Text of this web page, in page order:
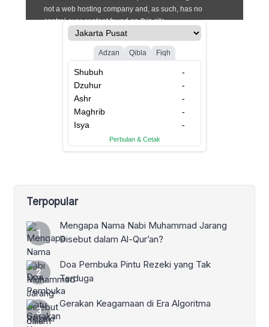
Terpopular
Mengapa Nama Nabi Muhammad Jarang
Disebut dalam Al-Qur’an?
Doa Pembuka Pintu Rezeki yang Tak
Terduga
Gerakan Keagamaan di Era Algoritma